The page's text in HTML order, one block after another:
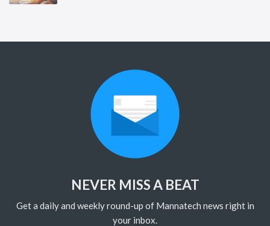
NEVER MISS A BEAT
Get a daily and weekly round-up of Mannatech news right in
your inbox.